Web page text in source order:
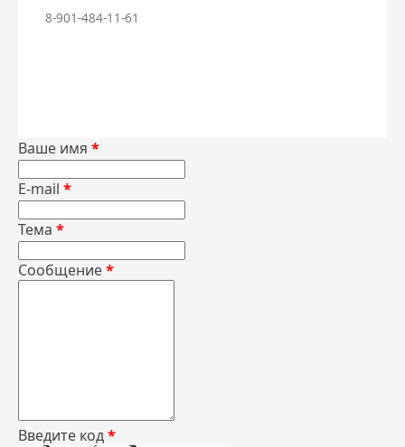
8-901-484-11-61
Ваше имя *
E-mail *
Тема *
Сообщение*
Введите код*